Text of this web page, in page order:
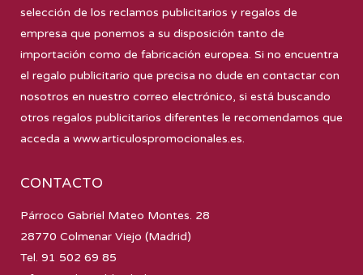
selección de los reclamos publicitarios y regalos de
empresa que ponemos a su disposición tanto de
importación como de fabricación europea. Si no encuentra
el regalo publicitario que precisa no dude en contactar con
nosotros en nuestro correo electrónico, si está buscando
otros regalos publicitarios diferentes le recomendamos que
acceda a www.articulospromocionales.es.
CONTACTO
Párroco Gabriel Mateo Montes. 28
28770 Colmenar Viejo (Madrid)
Tel. 91 502 69 85